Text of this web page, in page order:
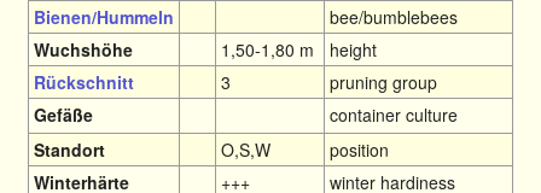
Bienen/Hummeln
bee/bumblebees
Wuchshöhe
1,50-1,80 m
height
Rückschnitt
3
pruning group
Gefäße
container culture
Standort
O,S,W
position
Winterhärte
+++
winter hardiness